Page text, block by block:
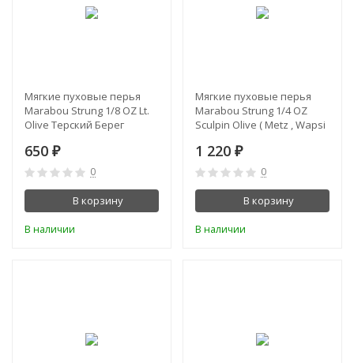
Мягкие пуховые перья
Marabou Strung 1/8 OZ Lt.
Olive Терский Берег
650 ₽
0
В корзину
В наличии
Мягкие пуховые перья
Marabou Strung 1/4 OZ
Sculpin Olive ( Metz , Wapsi
1 220 ₽
0
В корзину
В наличии